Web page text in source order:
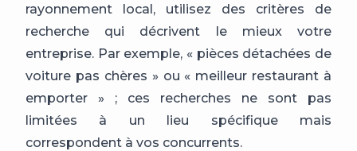
rayonnement local, utilisez des critères de
recherche qui décrivent le mieux votre
entreprise. Par exemple, « pièces détachées de
voiture pas chères » ou « meilleur restaurant à
emporter » ; ces recherches ne sont pas
limitées à un lieu spécifique mais
correspondent à vos concurrents.